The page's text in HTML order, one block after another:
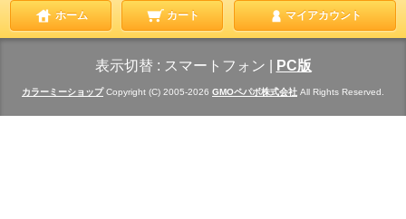
ホーム カート マイアカウント
表示切替 : スマートフォン PC版
カラーミーショップCopyright (C) 2005-2026 GMOペパボ株式会社 All Rights Reserved.